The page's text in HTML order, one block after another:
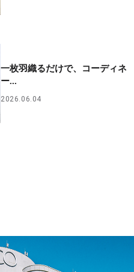
一枚羽織るだけで、コーディネ
ー...
2026.06.04